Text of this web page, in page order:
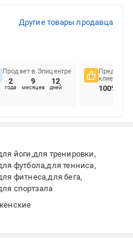
Другие товары продавца
Продает в Эпицентре
2
года
9
месяцев
12
дней
клиентов
100%
йоги для тренировки
футбола для тенниса
фитнеса для бега
спортзала